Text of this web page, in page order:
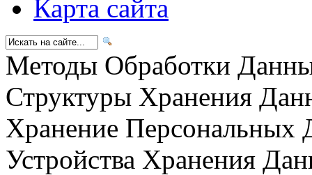
Карта сайта
Методы Обработки
Структуры Хранения
Хранение Персональных
Устройства Хранения